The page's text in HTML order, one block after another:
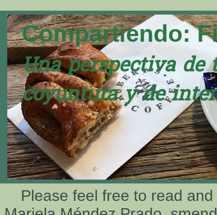
Compartiendo:
Una perspectiva de
coyuntura y de
Please feel free to read